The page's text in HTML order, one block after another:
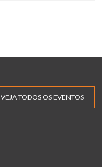
VEJA TODOS OS EVENTOS